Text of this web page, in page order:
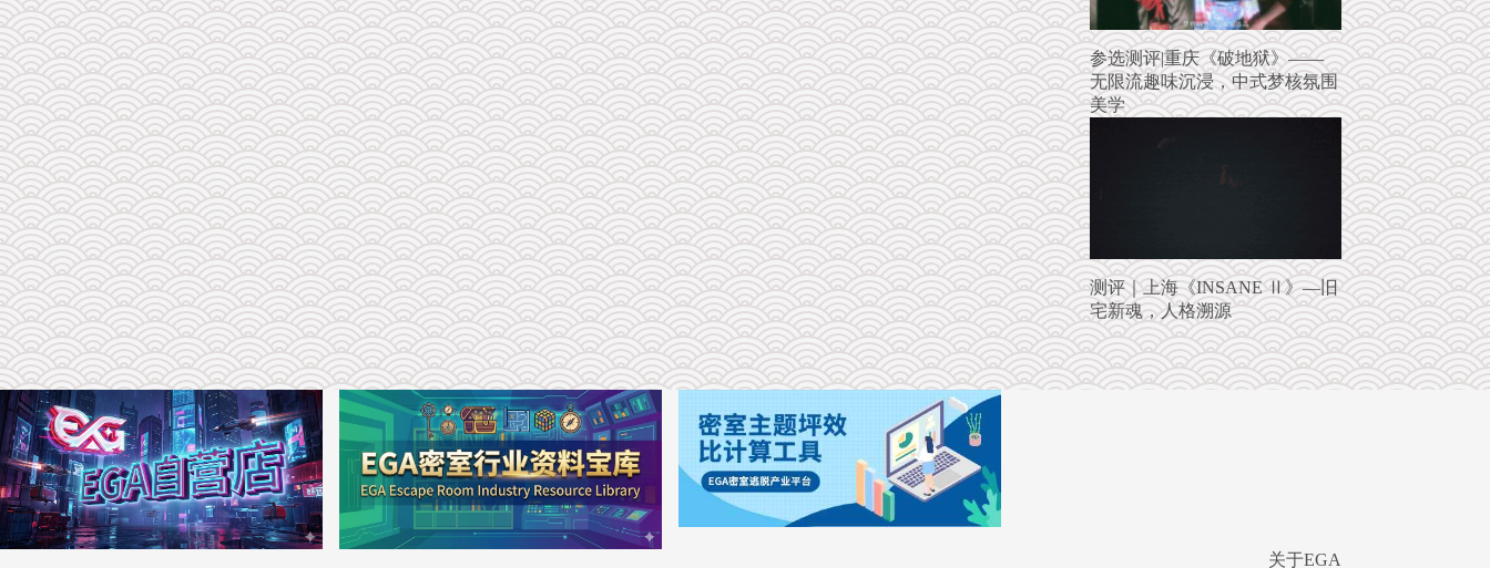
参选测评|重庆《破地狱》——
无限流趣味沉浸，中式梦核氛围
美学
测评｜上海《INSANE Ⅱ》—旧
宅新魂，人格溯源
关于EGA